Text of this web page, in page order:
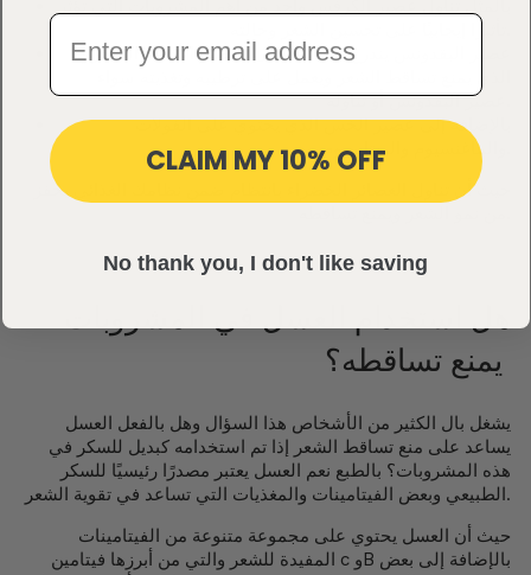
عصير البقدونس يندرج تحت مسمى العصير الأخضر السحري
بالإضافة إلى عصير الخس الذي يحتوي على الفولات
حيث أن تناول العصائر الخضراء بانتظام ضمن نظامك الغذائي يحفز
يشغل بال الكثير من الأشخاص هذا السؤال وهل بالفعل العسل
يساعد على منع تساقط الشعر إذا تم استخدامه كبديل للسكر في
هذه المشروبات؟ بالطبع نعم العسل يعتبر مصدرًا رئيسيًا للسكر
الطبيعي وبعض الفيتامينات والمغذيات التي تساعد في تقوية الشعر.
حيث أن العسل يحتوي على مجموعة متنوعة من الفيتامينات
المفيدة للشعر والتي من أبرزها فيتامين c وB بالإضافة إلى بعض
CLAIM MY 10% OFF
No thank you, I don't like saving